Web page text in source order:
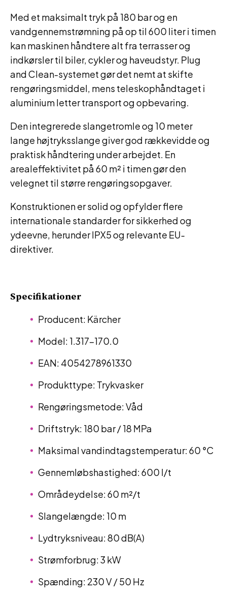
Med et maksimalt tryk på 180 bar og en
vandgennemstrømning på op til 600 liter i timen
kan maskinen håndtere alt fra terrasser og
indkørsler til biler, cykler og haveudstyr. Plug
and Clean-systemet gør det nemt at skifte
rengøringsmiddel, mens teleskophåndtaget i
aluminium letter transport og opbevaring.
Den integrerede slangetromle og 10 meter
lange højtryksslange giver god rækkevidde og
praktisk håndtering under arbejdet. En
arealeffektivitet på 60 m² i timen gør den
velegnet til større rengøringsopgaver.
Konstruktionen er solid og opfylder flere
internationale standarder for sikkerhed og
ydeevne, herunder IPX5 og relevante EU-
direktiver.
Specifikationer
Producent: Kärcher
Model: 1.317-170.0
EAN: 4054278961330
Produkttype: Trykvasker
Rengøringsmetode: Våd
Driftstryk: 180 bar / 18 MPa
Maksimal vandindtagstemperatur: 60 °C
Gennemløbshastighed: 600 l/t
Områdeydelse: 60 m²/t
Slangelængde: 10 m
Lydtryksniveau: 80 dB(A)
Strømforbrug: 3 kW
Spænding: 230 V / 50 Hz